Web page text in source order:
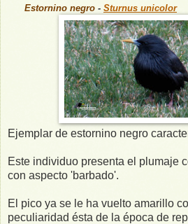
Estornino negro - Sturnus unicolor
Ejemplar de estornino negro
Este individuo presenta el plumaje
con aspecto 'barbado'.
El pico ya se le ha vuelto amarillo
peculiaridad ésta de la época de